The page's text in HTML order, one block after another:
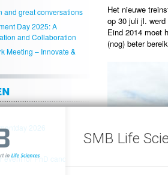
Het nieuwe
op 30 juli jl.
Eind 2014 moet
(nog) beter
and great conversations
Day 2025: A
and Collaboration
Meeting – Innovate &
2026
for PhD candidates
SMB Life